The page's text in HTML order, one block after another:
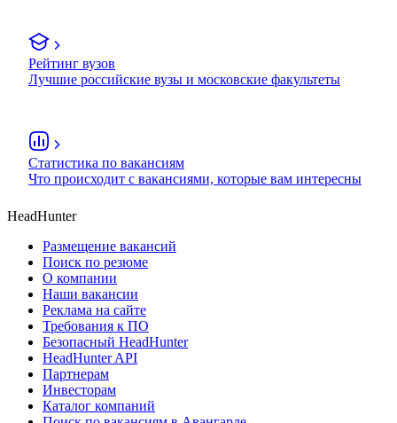
Рейтинг вузов
Лучшие российские вузы и московские факультеты
Статистика по вакансиям
Что происходит с вакансиями, которые вам интересны
HeadHunter
Размещение вакансий
Поиск по резюме
О компании
Наши вакансии
Реклама на сайте
Требования к ПО
Безопасный HeadHunter
HeadHunter API
Партнерам
Инвесторам
Каталог компаний